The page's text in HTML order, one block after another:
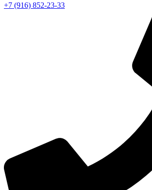
+7 (916) 852-23-33